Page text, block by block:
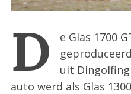
D
e Glas 1700
uit
auto werd als Glas